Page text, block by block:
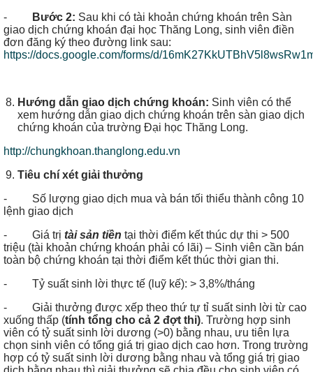
-
Bước 2: Sau khi có tài khoản chứng khoán trên Sàn
giao dịch chứng khoán đại học Thăng Long, sinh viên điền
đơn đăng ký theo đường link sau:
https://docs.google.com/forms/d/
Hướng dẫn giao dịch chứng khoán: Sinh viên có thể
xem hướng dẫn giao dịch chứng khoán trên sàn giao dịch
chứng khoán của trường Đại học Thăng Long.
http://chungkhoan.thanglong.edu.vn
Tiêu chí xét giải thưởng
- Số lượng giao dịch mua và bán tối thiểu thành công 10
lệnh giao dịch
- Giá trị tài sản tiền tại thời điểm kết thúc dự thi > 500
triệu (tài khoản chứng khoán phải có lãi) – Sinh viên cần bán
toàn bộ chứng khoán tại thời điểm kết thúc thời gian thi.
- Tỷ suất sinh lời thực tế (luỹ kế): > 3,8%/tháng
- Giải thưởng được xếp theo thứ tự tỉ suất sinh lời từ cao
xuống thấp (tính tổng cho cả 2 đợt thi). Trường hợp sinh
viên có tỷ suất sinh lời dương (>0) bằng nhau, ưu tiên lựa
chọn sinh viên có tổng giá trị giao dịch cao hơn. Trong trường
hợp có tỷ suất sinh lời dương bằng nhau và tổng giá trị giao